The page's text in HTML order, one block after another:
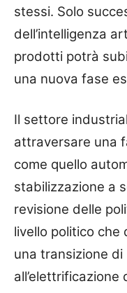
stessi. Solo
dell’intelligenza
prodotti potrà
una nuova fase
Il settore
attraversare una
come quello
stabilizzazione a
revisione delle
livello politico
una transizione